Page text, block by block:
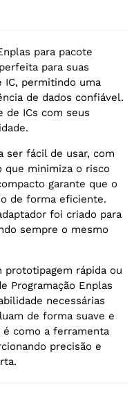
para pacote
para suas
IC, permitindo uma
de dados confiável.
de ICs com seus
ser fácil de usar, com
que minimiza o risco
garante que o
de forma eficiente.
foi criado para
sempre o mesmo
prototipagem rápida ou
Programação Enplas
necessárias
de forma suave e
como a ferramenta
precisão e